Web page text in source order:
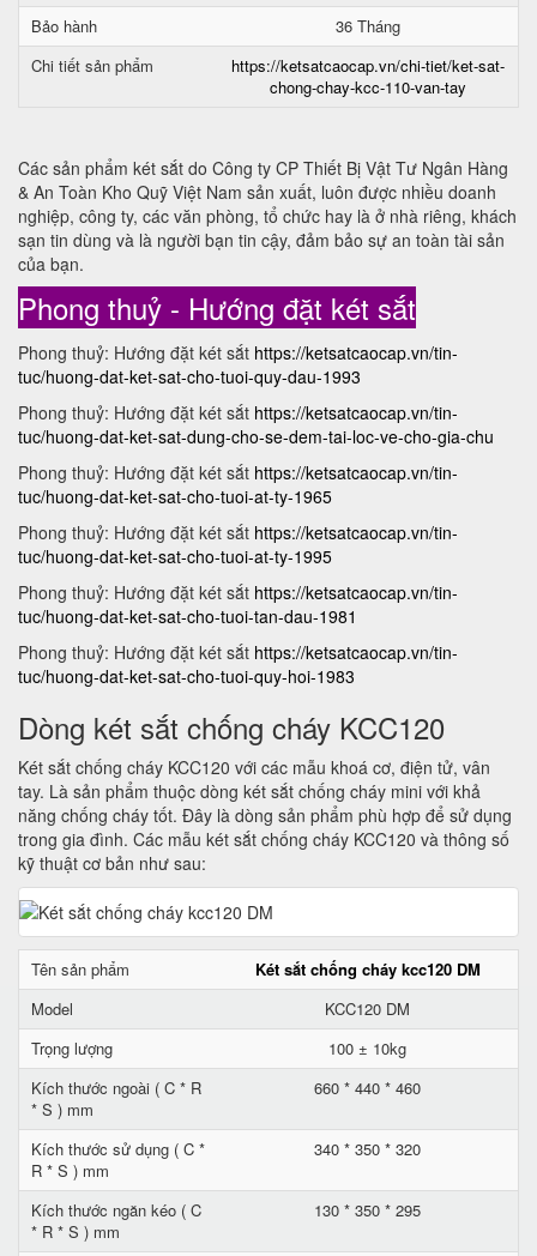
Bảo hành
36 Tháng
Chi tiết sản phẩm
https://ketsatcaocap.vn/chi-tiet/ket-sat-
chong-chay-kcc-110-van-tay
Các sản phẩm két sắt do Công ty CP Thiết Bị Vật Tư Ngân Hàng
& An Toàn Kho Quỹ Việt Nam sản xuất, luôn được nhiều doanh
nghiệp, công ty, các văn phòng, tổ chức hay là ở nhà riêng, khách
sạn tin dùng và là người bạn tin cậy, đảm bảo sự an toàn tài sản
của bạn.
Phong thuỷ - Hướng đặt két sắt
Phong thuỷ: Hướng đặt két sắt https://ketsatcaocap.vn/tin-
tuc/huong-dat-ket-sat-cho-tuoi-quy-dau-1993
Phong thuỷ: Hướng đặt két sắt https://ketsatcaocap.vn/tin-
tuc/huong-dat-ket-sat-dung-cho-se-dem-tai-loc-ve-cho-gia-chu
Phong thuỷ: Hướng đặt két sắt https://ketsatcaocap.vn/tin-
tuc/huong-dat-ket-sat-cho-tuoi-at-ty-1965
Phong thuỷ: Hướng đặt két sắt https://ketsatcaocap.vn/tin-
tuc/huong-dat-ket-sat-cho-tuoi-at-ty-1995
Phong thuỷ: Hướng đặt két sắt https://ketsatcaocap.vn/tin-
tuc/huong-dat-ket-sat-cho-tuoi-tan-dau-1981
Phong thuỷ: Hướng đặt két sắt https://ketsatcaocap.vn/tin-
tuc/huong-dat-ket-sat-cho-tuoi-quy-hoi-1983
Dòng két sắt chống cháy KCC120
Két sắt chống cháy KCC120 với các mẫu khoá cơ, điện tử, vân
tay. Là sản phẩm thuộc dòng két sắt chống cháy mini với khả
năng chống cháy tốt. Đây là dòng sản phẩm phù hợp để sử dụng
trong gia đình. Các mẫu két sắt chống cháy KCC120 và thông số
kỹ thuật cơ bản như sau:
Tên sản phẩm
Két sắt chống cháy kcc120 DM
Model
KCC120 DM
Trọng lượng
100 ± 10kg
Kích thước ngoài ( C * R
* S ) mm
660 * 440 * 460
Kích thước sử dụng ( C *
R * S ) mm
340 * 350 * 320
Kích thước ngăn kéo ( C
* R * S ) mm
130 * 350 * 295